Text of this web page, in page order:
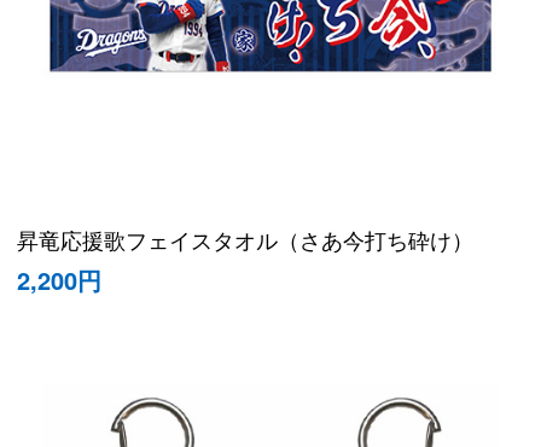
昇竜応援歌フェイスタオル（さあ今打ち砕け）
2,200円